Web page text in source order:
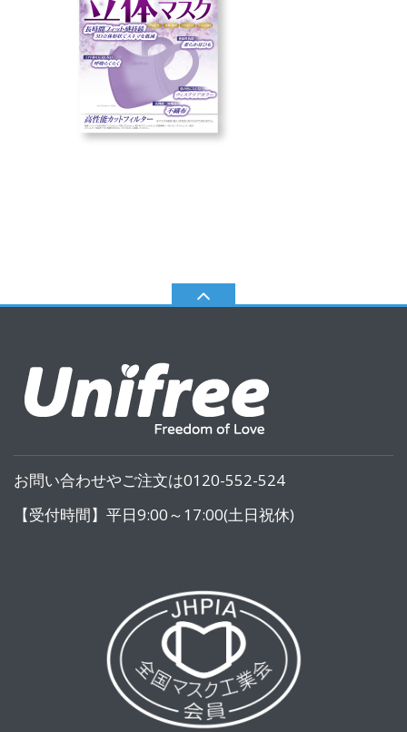
お問い合わせやご注文は0120-552-524
【受付時間】平日9:00～17:00(土日祝休)